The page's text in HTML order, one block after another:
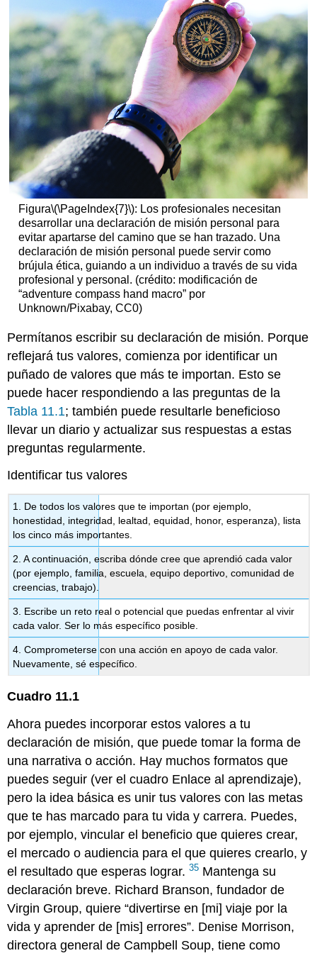
Figura\(\PageIndex{7}\): Los profesionales necesitan
desarrollar una declaración de misión personal para
evitar apartarse del camino que se han trazado. Una
declaración de misión personal puede servir como
brújula ética, guiando a un individuo a través de su vida
profesional y personal. (crédito: modificación de
“adventure compass hand macro” por
Unknown/Pixabay, CC0)
Permítanos escribir su declaración de misión. Porque
reflejará tus valores, comienza por identificar un
puñado de valores que más te importan. Esto se
puede hacer respondiendo a las preguntas de la
Tabla 11.1; también puede resultarle beneficioso
llevar un diario y actualizar sus respuestas a estas
preguntas regularmente.
Identificar tus valores
1. De todos los valores que te importan (por ejemplo,
honestidad, integridad, lealtad, equidad, honor, esperanza), lista
los cinco más importantes.
2. A continuación, escriba dónde cree que aprendió cada valor
(por ejemplo, familia, escuela, equipo deportivo, comunidad de
creencias, trabajo).
3. Escribe un reto real o potencial que puedas enfrentar al vivir
cada valor. Ser lo más específico posible.
4. Comprometerse con una acción en apoyo de cada valor.
Nuevamente, sé específico.
Cuadro 11.1
Ahora puedes incorporar estos valores a tu
declaración de misión, que puede tomar la forma de
una narrativa o acción. Hay muchos formatos que
puedes seguir (ver el cuadro Enlace al aprendizaje),
pero la idea básica es unir tus valores con las metas
que te has marcado para tu vida y carrera. Puedes,
por ejemplo, vincular el beneficio que quieres crear,
el mercado o audiencia para el que quieres crearlo, y
el resultado que esperas lograr.35 Mantenga su
declaración breve. Richard Branson, fundador de
Virgin Group, quiere “divertirse en [mi] viaje por la
vida y aprender de [mis] errores”. Denise Morrison,
directora general de Campbell Soup, tiene como